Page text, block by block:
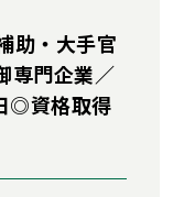
助・大手官
専門企業／
◎資格取得